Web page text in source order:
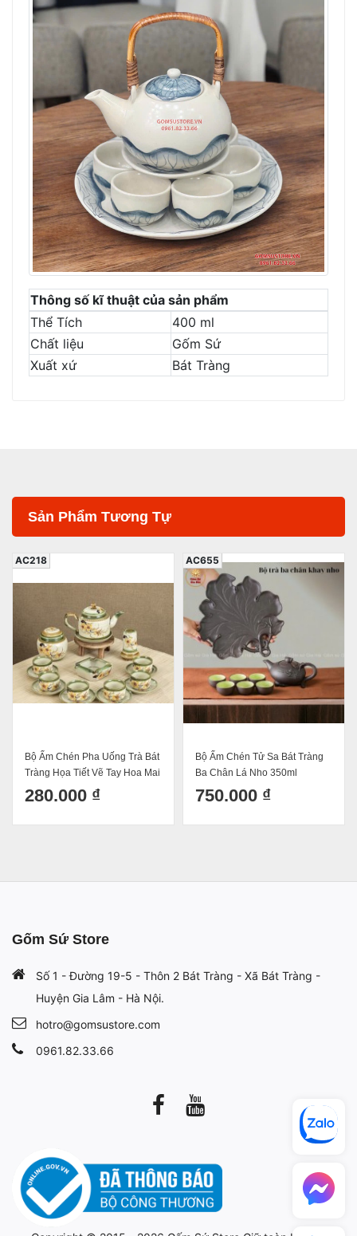
Thông số kĩ thuật của sản phẩm
Thể Tích
400 ml
Chất liệu
Gốm Sứ
Xuất xứ
Bát Tràng
Sản Phẩm Tương Tự
Bộ Ấm Chén Pha Uống Trà Bát
Tràng Họa Tiết Vẽ Tay Hoa Mai
Dáng Ấm Vai Vuông Độc Đáo
500ml
280.000 ₫
AC218
Bộ Ấm Chén Tử Sa Bát Tràng
Ba Chân Lá Nho 350ml
750.000 ₫
AC655
Gốm Sứ Store
Số 1 - Đường 19-5 - Thôn 2 Bát Tràng - Xã Bát Tràng -
Huyện Gia Lâm - Hà Nội.
hotro@gomsustore.com
0961.82.33.66